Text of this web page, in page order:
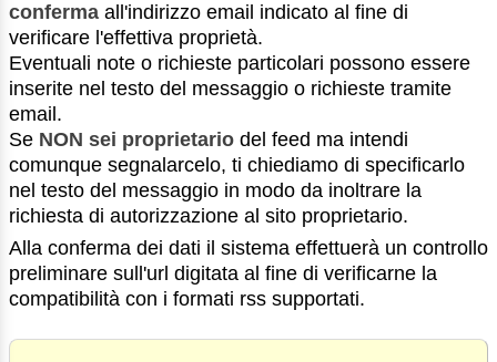
conferma all'indirizzo email indicato al fine di
verificare l'effettiva proprietà.
Eventuali note o richieste particolari possono essere
inserite nel testo del messaggio o richieste tramite
email.
Se NON sei proprietario del feed ma intendi
comunque segnalarcelo, ti chiediamo di specificarlo
nel testo del messaggio in modo da inoltrare la
richiesta di autorizzazione al sito proprietario.
Alla conferma dei dati il sistema effettuerà un controllo
preliminare sull'url digitata al fine di verificarne la
compatibilità con i formati rss supportati.